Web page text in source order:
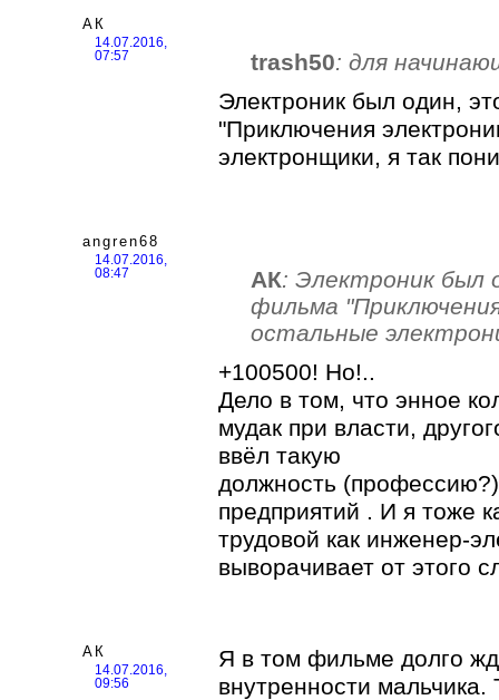
АК
14.07.2016,
07:57
trash50: для
Электроник был один,
"Приключения
электронщики, я так
angren68
14.07.2016,
08:47
АК: Электроник был
фильма
остальные
+100500! Но!..
Дело в том, что энное
мудак при власти,
ввёл такую
должность
предприятий . И я тоже
трудовой как инженер-
выворачивает от этого
АК
14.07.2016,
09:56
Я в том фильме долго
внутренности